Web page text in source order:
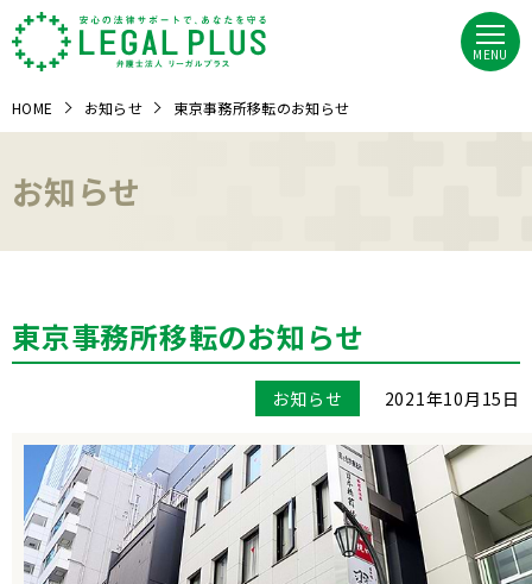
MENU
HOME お知らせ 東京事務所移転のお知らせ
お知らせ
東京事務所移転のお知らせ
お知らせ 2021年10月15日